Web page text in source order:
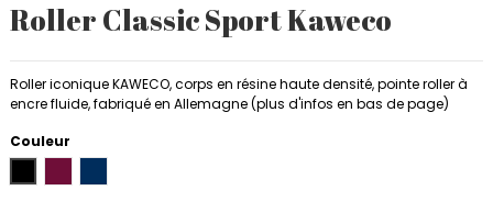
Roller Classic Sport Kaweco
Roller iconique KAWECO, corps en résine haute densité, pointe roller à
encre fluide, fabriqué en Allemagne (plus d'infos en bas de page)
Couleur